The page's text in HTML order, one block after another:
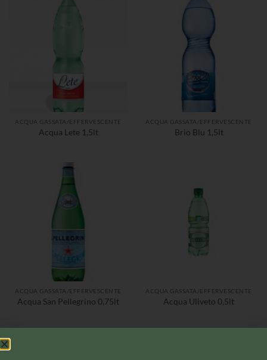
ACQUA GASSATA/EFFERVESCENTE
Acqua Lete 1,5lt
ACQUA GASSATA/EFFERVESCENTE
Brio Blu 1,5lt
ACQUA GASSATA/EFFERVESCENTE
Acqua San Pellegrino 0,75lt
ACQUA GASSATA/EFFERVESCENTE
Acqua Uliveto 0,5lt